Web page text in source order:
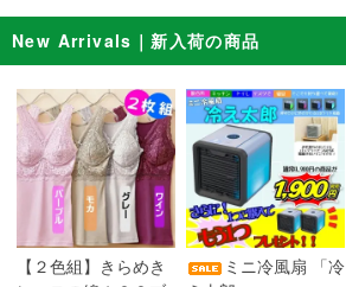
New Arrivals｜新入荷の商品
【２色組】きらめき
ミニ冷風扇 「冷